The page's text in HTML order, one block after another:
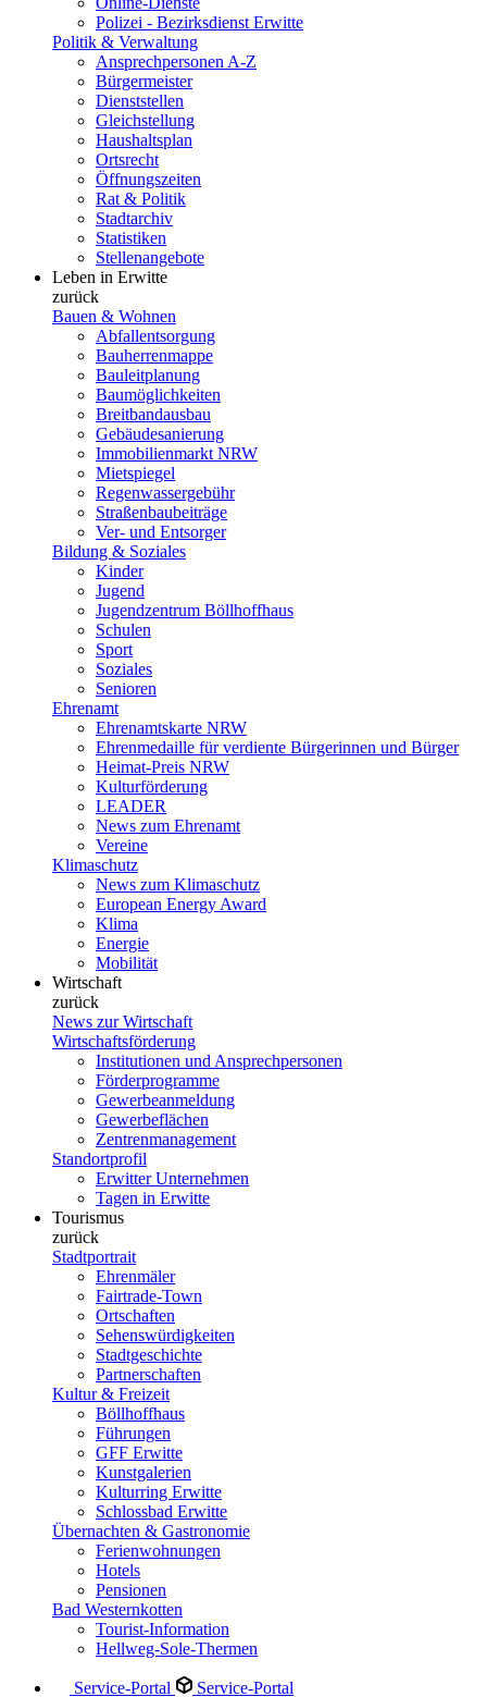
Polizei - Bezirksdienst Erwitte
Politik & Verwaltung
Ansprechpersonen A-Z
Bürgermeister
Dienststellen
Gleichstellung
Haushaltsplan
Ortsrecht
Öffnungszeiten
Rat & Politik
Stadtarchiv
Statistiken
Stellenangebote
Leben in Erwitte
zurück
Bauen & Wohnen
Abfallentsorgung
Bauherrenmappe
Bauleitplanung
Baumöglichkeiten
Breitbandausbau
Gebäudesanierung
Immobilienmarkt NRW
Mietspiegel
Regenwassergebühr
Straßenbaubeiträge
Ver- und Entsorger
Bildung & Soziales
Kinder
Jugend
Jugendzentrum Böllhoffhaus
Schulen
Sport
Soziales
Senioren
Ehrenamt
Ehrenamtskarte NRW
Ehrenmedaille für verdiente Bürgerinnen und Bürger
Heimat-Preis NRW
Kulturförderung
LEADER
News zum Ehrenamt
Vereine
Klimaschutz
News zum Klimaschutz
European Energy Award
Klima
Energie
Mobilität
Wirtschaft
zurück
News zur Wirtschaft
Wirtschaftsförderung
Institutionen und Ansprechpersonen
Förderprogramme
Gewerbeanmeldung
Gewerbeflächen
Zentrenmanagement
Standortprofil
Erwitter Unternehmen
Tagen in Erwitte
Tourismus
zurück
Stadtportrait
Ehrenmäler
Fairtrade-Town
Ortschaften
Sehenswürdigkeiten
Stadtgeschichte
Partnerschaften
Kultur & Freizeit
Böllhoffhaus
Führungen
GFF Erwitte
Kunstgalerien
Kulturring Erwitte
Schlossbad Erwitte
Übernachten & Gastronomie
Ferienwohnungen
Hotels
Pensionen
Bad Westernkotten
Tourist-Information
Hellweg-Sole-Thermen
Service-Portal Service-Portal